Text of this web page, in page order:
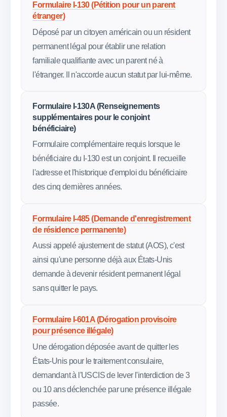
Formulaire I-130 (Pétition pour un parent
étranger)
Déposé par un citoyen américain ou un résident
permanent légal pour établir une relation
familiale qualifiante avec un parent né à
l'étranger. Il n'accorde aucun statut par lui-même.
Formulaire I-130A (Renseignements
supplémentaires pour le conjoint
bénéficiaire)
Formulaire complémentaire requis lorsque le
bénéficiaire du I-130 est un conjoint. Il recueille
l'adresse et l'historique d'emploi du bénéficiaire
des cinq dernières années.
Formulaire I-485 (Demande d'enregistrement
de résidence permanente)
Aussi appelé ajustement de statut (AOS), c'est
ainsi qu'une personne déjà aux États-Unis
demande à devenir résident permanent légal
sans quitter le pays.
Formulaire I-601A (Dérogation provisoire
pour présence illégale)
Une dérogation déposée avant de quitter les
États-Unis pour le traitement consulaire,
demandant à l'USCIS de lever l'interdiction de 3
ou 10 ans déclenchée par une présence illégale
passée.